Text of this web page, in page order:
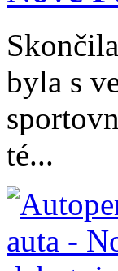
byla s
té...